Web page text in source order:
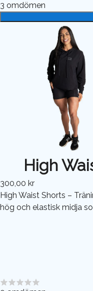
3 omdömen
High
300,00 kr
High Waist Shorts –
hög och elastisk midja